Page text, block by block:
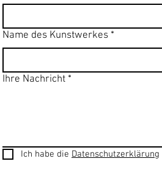
Name des Kunstwerkes *
Ihre Nachricht *
Ich habe die Datenschutzerklärung